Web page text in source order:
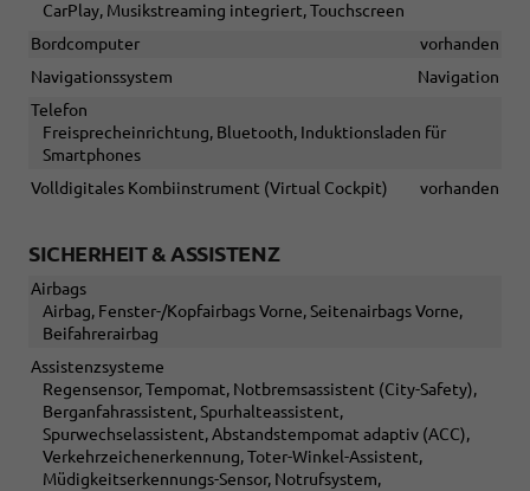
CarPlay, Musikstreaming integriert, Touchscreen
Bordcomputer
vorhanden
Navigationssystem
Navigation
Telefon
Freisprecheinrichtung, Bluetooth, Induktionsladen für
Smartphones
Volldigitales Kombiinstrument (Virtual Cockpit)
vorhanden
SICHERHEIT & ASSISTENZ
Airbags
Airbag, Fenster-/Kopfairbags Vorne, Seitenairbags Vorne,
Beifahrerairbag
Assistenzsysteme
Regensensor, Tempomat, Notbremsassistent (City-Safety),
Berganfahrassistent, Spurhalteassistent,
Spurwechselassistent, Abstandstempomat adaptiv (ACC),
Verkehrzeichenerkennung, Toter-Winkel-Assistent,
Müdigkeitserkennungs-Sensor, Notrufsystem,